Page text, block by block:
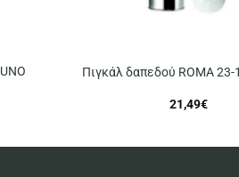
Πιγκάλ δαπεδού ROMA 23-
21,49€